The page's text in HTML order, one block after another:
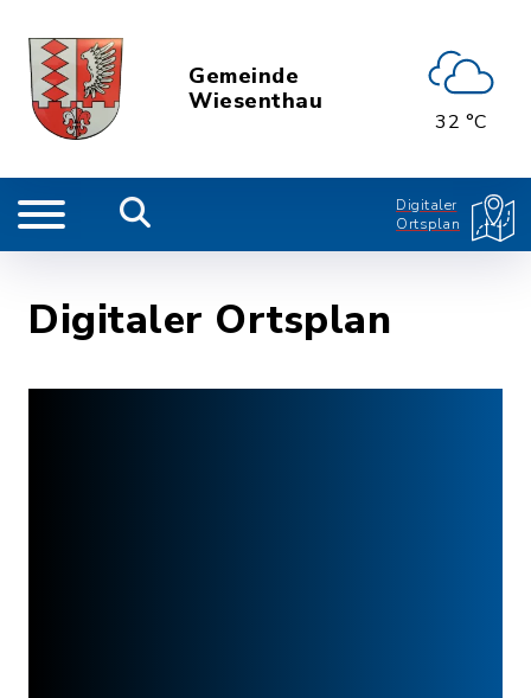
Gemeinde
Wiesenthau
32 °C
Digitaler
Ortsplan
Digitaler Ortsplan